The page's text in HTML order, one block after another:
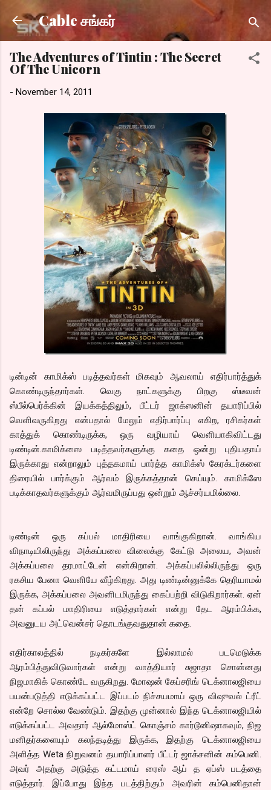
Skip to main content
Cable சங்கர்
The Adventures of Tintin : The Secret
Of The Unicorn
- November 14, 2011
டின்டின் காமிக்ஸ் படித்தவர்கள் மிகவும் ஆவலாய் எதிர்பார்த்துக்
கொண்டிருந்தார்கள். வெகு நாட்களுக்கு பிறகு ஸ்டீவன்
ஸ்பீல்பெர்க்கின் இயக்கத்திலும், பீட்டர் ஜாக்ஸனின் தயாரிப்பில்
வெளிவருகிறது என்பதால் மேலும் எதிர்பார்ப்பு எகிற, ரசிகர்கள்
காத்துக் கொண்டிருக்க, ஒரு வழியாய் வெளியாகிவிட்டது
டிண்டின்.காமிக்ஸை படித்தவர்களுக்கு கதை ஒன்று புதியதாய்
இருக்காது என்றாலும் புத்தகமாய் பார்த்த காமிக்ஸ் கேரக்டர்களை
திரையில் பார்க்கும் ஆர்வம் இருக்கத்தான் செய்யும். காமிக்ஸே
படிக்காதவர்களுக்கும் ஆர்வமிருப்பது ஒன்றும் ஆச்சர்யமில்லை.
டிண்டின் ஒரு கப்பல் மாதிரியை வாங்குகிறான். வாங்கிய
விநாடியிலிருந்து அக்கப்பலை விலைக்கு கேட்டு அலைய, அவன்
அக்கப்பலை தரமாட்டேன் என்கிறான். அக்கப்பலில்லிருந்து ஒரு
ரகசிய பேனா வெளியே வீழ்கிறது. அது டிண்டின்னுக்கே தெரியாமல்
இருக்க, அக்கப்பலை அவனிடமிருந்து கைப்பற்றி விடுகிறார்கள். ஏன்
தன் கப்பல் மாதிரியை எடுத்தார்கள் என்று தேட ஆரம்பிக்க,
அவனுடய அட்வென்சர் தொடங்குவதுதான் கதை.
எதிர்காலத்தில் நடிகர்களே இல்லாமல் படமெடுக்க
ஆரம்பித்துவிடுவார்கள் என்று வாத்தியார் சுஜாதா சொன்னது
நிஜமாகிக் கொண்டே வருகிறது. மோஷன் கேப்சரிங் டெக்னாலஜியை
பயன்படுத்தி எடுக்கப்பட்ட இப்படம் நிச்சயமாய் ஒரு விஷுவல் ட்ரீட்
என்றே சொல்ல வேண்டும். இதற்கு முன்னால் இந்த டெக்னாலஜியில்
எடுக்கப்பட்ட அவதார் ஆல்மோஸ்ட் கொஞ்சம் கார்டூனிஷாகவும், நிஜ
மனிதர்களையும் கலந்தடித்து இருக்க, இதற்கு டெக்னாலஜியை
அளித்த Weta நிறுவனம் தயாரிப்பாளர் பீட்டர் ஜாக்சனின் கம்பெனி.
அவர் அதற்கு அடுத்த கட்டமாய் ரைஸ் ஆப் த ஏப்ஸ் படத்தை
எடுத்தார். இப்போது இந்த படத்திற்கும் அவரின் கம்பெனிதான்